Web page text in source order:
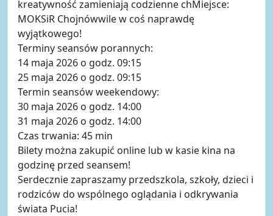
kreatywność zamieniają codzienne chMiejsce:
MOKSiR Chojnówwile w coś naprawdę
wyjątkowego!
Terminy seansów porannych:
14 maja 2026 o godz. 09:15
25 maja 2026 o godz. 09:15
Termin seansów weekendowy:
30 maja 2026 o godz. 14:00
31 maja 2026 o godz. 14:00
Czas trwania: 45 min
Bilety można zakupić online lub w kasie kina na
godzinę przed seansem!
Serdecznie zapraszamy przedszkola, szkoły, dzieci i
rodziców do wspólnego oglądania i odkrywania
świata Pucia!